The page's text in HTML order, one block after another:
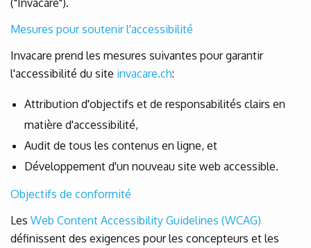
Mesures pour soutenir l'accessibilité
Invacare prend les mesures suivantes pour garantir
l'accessibilité du site invacare.ch:
Attribution d'objectifs et de responsabilités clairs en
matière d'accessibilité,
Audit de tous les contenus en ligne, et
Développement d'un nouveau site web accessible.
Objectifs de conformité
Les Web Content Accessibility Guidelines (WCAG)
définissent des exigences pour les concepteurs et les